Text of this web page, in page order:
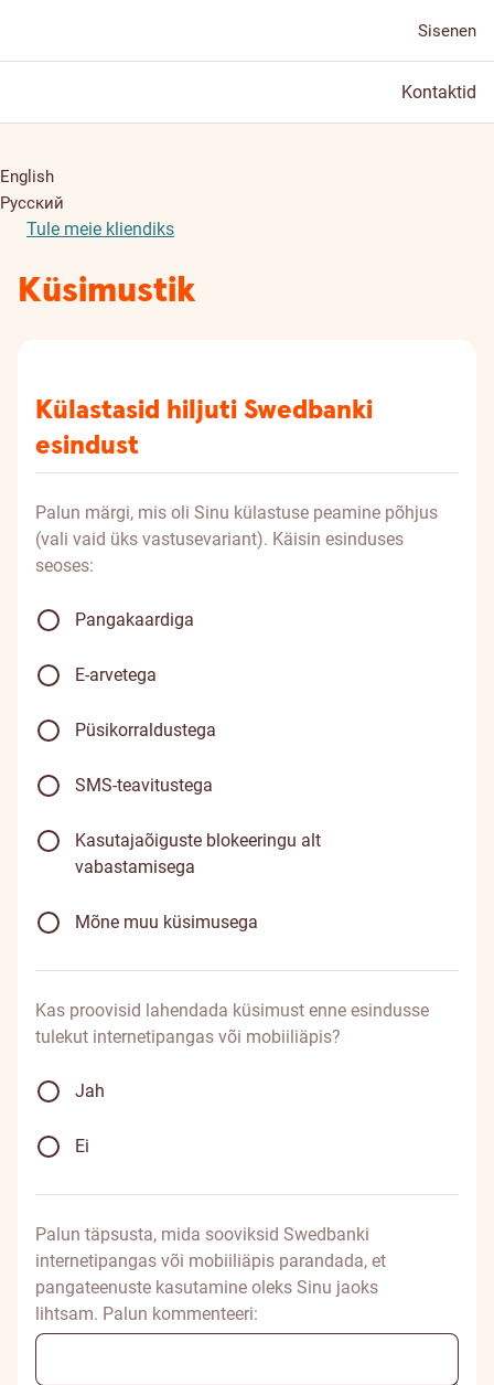
Sisenen
Kontaktid
English
Русский
Tule meie kliendiks
Küsimustik
Külastasid hiljuti Swedbanki
esindust
Palun märgi, mis oli Sinu külastuse peamine põhjus
(vali vaid üks vastusevariant). Käisin esinduses
seoses:
Pangakaardiga
E-arvetega
Püsikorraldustega
SMS-teavitustega
Kasutajaõiguste blokeeringu alt
vabastamisega
Mõne muu küsimusega
Kas proovisid lahendada küsimust enne esindusse
tulekut internetipangas või mobiiliäpis?
Jah
Ei
Palun täpsusta, mida sooviksid Swedbanki
internetipangas või mobiiliäpis parandada, et
pangateenuste kasutamine oleks Sinu jaoks
lihtsam. Palun kommenteeri: